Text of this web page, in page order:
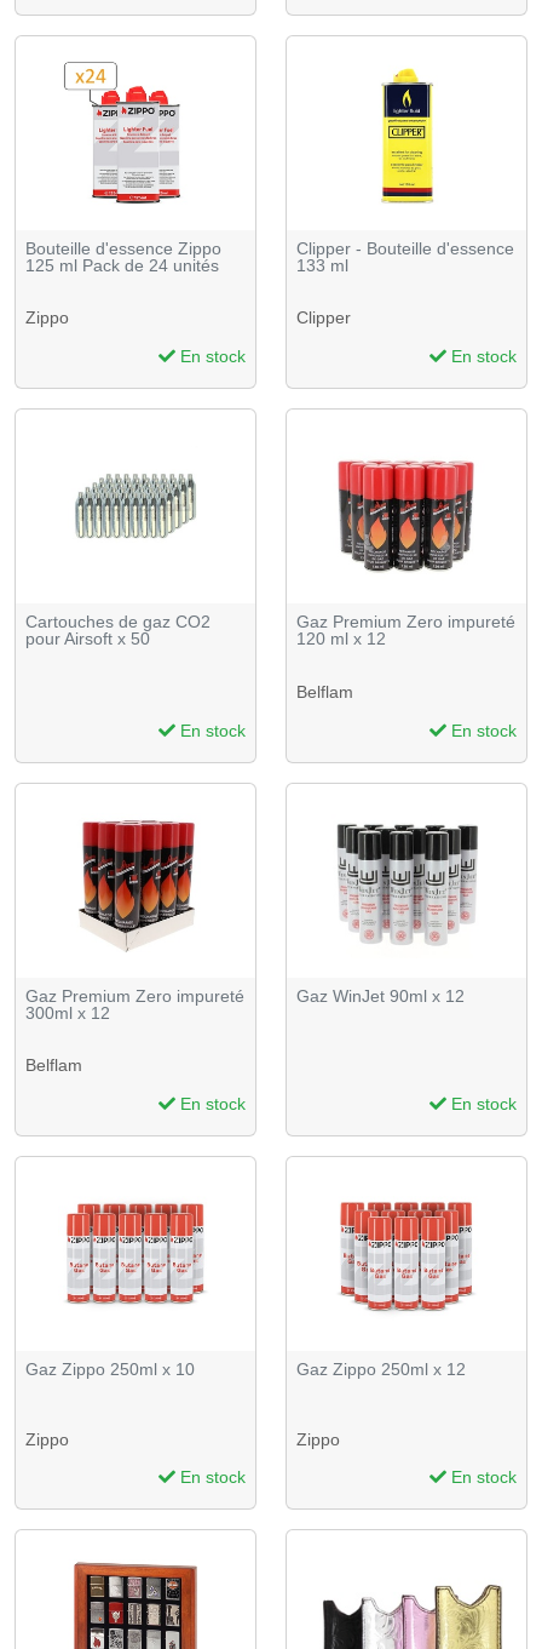
Bouteille d'essence Zippo
125 ml Pack de 24 unités
Zippo
En stock
Clipper - Bouteille d'essence
133 ml
Clipper
En stock
Cartouches de gaz CO2
pour Airsoft x 50
En stock
Gaz Premium Zero impureté
120 ml x 12
Belflam
En stock
Gaz Premium Zero impureté
300ml x 12
Belflam
En stock
Gaz WinJet 90ml x 12
En stock
Gaz Zippo 250ml x 10
Zippo
En stock
Gaz Zippo 250ml x 12
Zippo
En stock